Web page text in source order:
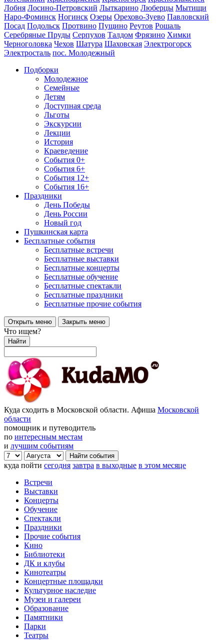
Лобня Лосино-Петровский Лыткарино Люберцы Мытищи
Наро-Фоминск Ногинск Озеры Орехово-Зуево Павловский
Посад Подольск Протвино Пущино Реутов Рошаль
Серебряные Пруды Серпухов Талдом Фрязино Химки
Черноголовка Чехов Шатура Шаховская Электрогорск
Электросталь пос. Молодежный
Подборки
Молодежное
Семейные
Детям
Доступная среда
Льготы
Экскурсии
Лекции
История
Краеведение
События 0+
События 6+
События 12+
События 16+
Праздники
День Победы
День России
Новый год
Пушкинская карта
Бесплатные события
Бесплатные встречи
Бесплатные выставки
Бесплатные концерты
Бесплатные обучение
Бесплатные спектакли
Бесплатные праздники
Бесплатные прочие события
Открыть меню Закрыть меню
Что ищем?
Найти
Куда сходить в Московской области. Афиша Московской
области
помощник и путеводитель
по интересным местам
и лучшим событиям
куда пойти сегодня завтра в выходные в этом месяце
Встречи
Выставки
Концерты
Обучение
Спектакли
Праздники
Прочие события
Кино
Библиотеки
ДК и клубы
Кинотеатры
Концертные площадки
Культурное наследие
Музеи и галереи
Образование
Памятники
Парки
Театры